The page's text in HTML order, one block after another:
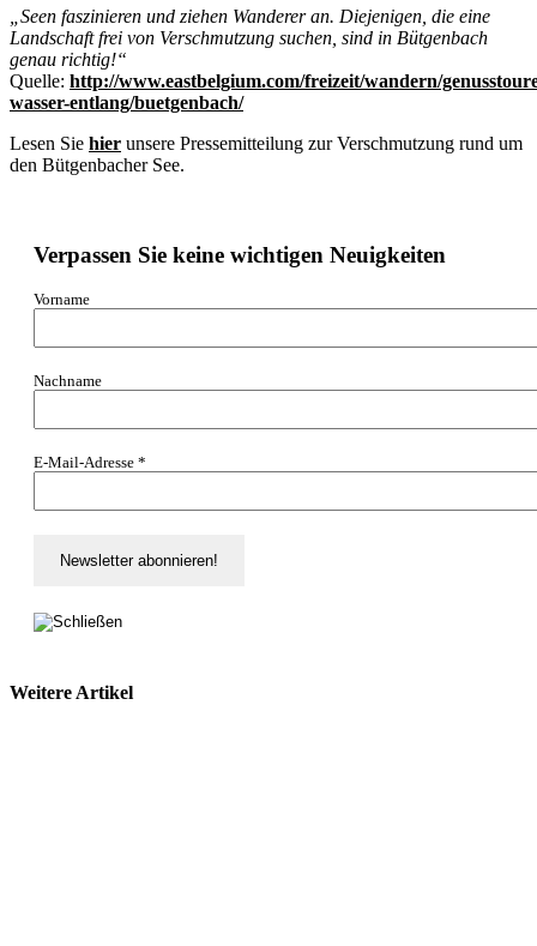
„Seen faszinieren und ziehen Wanderer an. Diejenigen, die eine
Landschaft frei von Verschmutzung suchen, sind in Bütgenbach
genau richtig!“
Quelle: http://www.eastbelgium.com/freizeit/wandern/
wasser-entlang/buetgenbach/
Lesen Sie hier unsere Pressemitteilung zur Verschmutzung rund um
den Bütgenbacher See.
Verpassen Sie keine wichtigen Neuigkeiten
Vorname
Nachname
E-Mail-Adresse *
Weitere Artikel